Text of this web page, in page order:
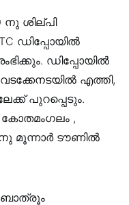
നു ശില്പി
ഡിപ്പോയിൽ
ഡിപ്പോയിൽ
എത്തി,
പുറപ്പെടും.
,
നു മൂന്നാർ ടൗണിൽ